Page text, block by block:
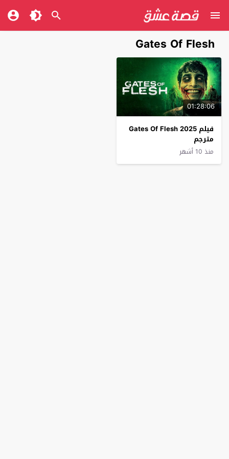
Gates Of Flesh
01:28:06
فيلم Gates Of Flesh 2025
مترجم
منذ 10 أشهر